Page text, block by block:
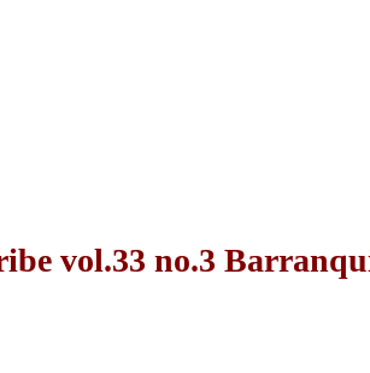
vol.33 no.3